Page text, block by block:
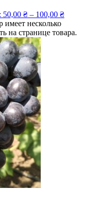
50,00 ₴ – 100,00 ₴
имеет несколько
на странице товара.